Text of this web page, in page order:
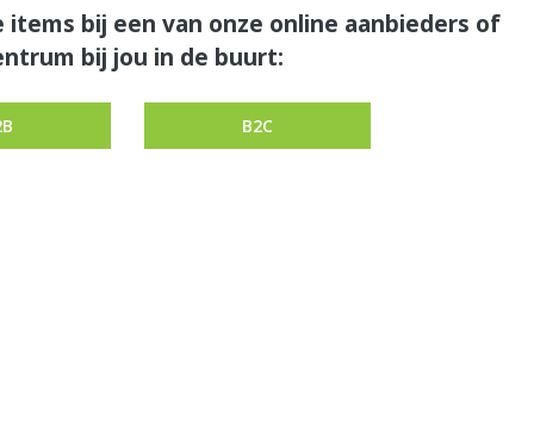
items bij een van onze online aanbieders of
bij jou in de buurt:
B2C